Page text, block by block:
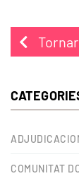
COMUNITAT